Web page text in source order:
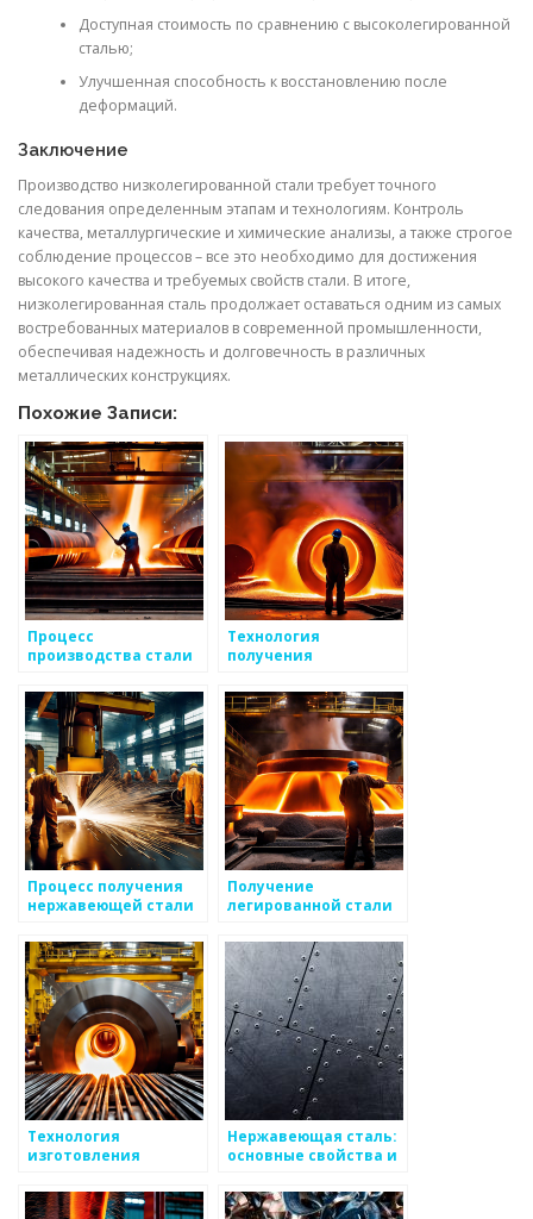
Доступная стоимость по сравнению с высоколегированной
сталью;
Улучшенная способность к восстановлению после
деформаций.
Заключение
Производство низколегированной стали требует точного
следования определенным этапам и технологиям. Контроль
качества, металлургические и химические анализы, а также строгое
соблюдение процессов – все это необходимо для достижения
высокого качества и требуемых свойств стали. В итоге,
низколегированная сталь продолжает оставаться одним из самых
востребованных материалов в современной промышленности,
обеспечивая надежность и долговечность в различных
металлических конструкциях.
Похожие Записи:
Процесс
производства стали
Технология
получения
Процесс получения
нержавеющей стали
Получение
легированной стали
Технология
изготовления
Нержавеющая сталь:
основные свойства и